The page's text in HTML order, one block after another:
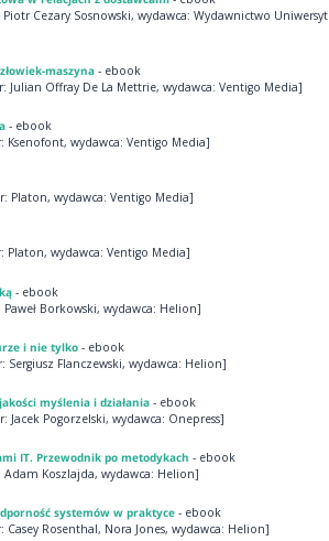
Cezary Sosnowski, wydawca: Wydawnictwo
maszyna- ebook
Julian Offray De La Mettrie, wydawca: Ventigo Media]
- ebook
Ksenofont, wydawca: Ventigo Media]
Platon, wydawca: Ventigo Media]
wydawca: Ventigo Media]
- ebook
Borkowski, wydawca: Helion]
i nie tylko- ebook
Flanczewski, wydawca: Helion]
myślenia i działania- ebook
Pogorzelski, wydawca: Onepress]
IT. Przewodnik po metodykach - ebook
Koszlajda, wydawca: Helion]
systemów w praktyce- ebook
Rosenthal, Nora Jones, wydawca: Helion]